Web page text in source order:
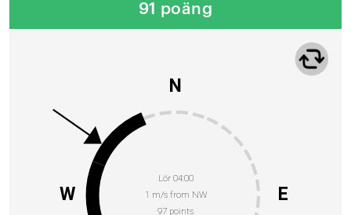
91 poäng
Lör 04:00
1 m/s from NW
97 points
N
E
W